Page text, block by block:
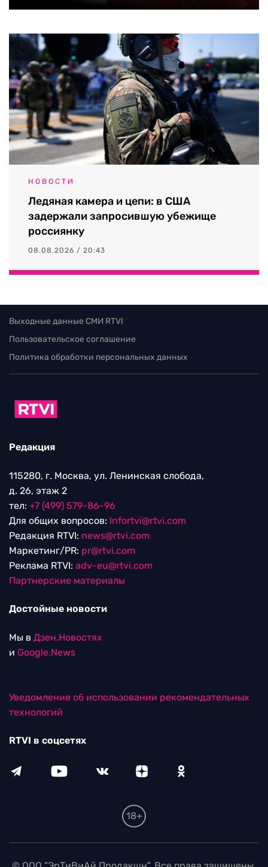
НОВОСТИ
Ледяная камера и цепи: в США
задержали запросившую убежище
россиянку
08.08.2026 / 20:43
Выходные данные СМИ RTVI
Пользовательское соглашение
Политика обработки персональных данных
Редакция
115280, г. Москва, ул. Ленинская слобода,
д. 26, этаж 2
тел: +7 (499) 579-86-96
Для общих вопросов: Infortvi@rtvi.com
Редакция RTVI: news@rtvi.com
Маркетинг/PR: pr@rtvi.com
Реклама RTVI: adv-eu@rtvi.com
Партнерские материалы
Достойные новости
Мы в Дзен.Новостях
и Google.News
Уведомление об использовании рекомендательных
технологий
RTVI в соцсетях
18+